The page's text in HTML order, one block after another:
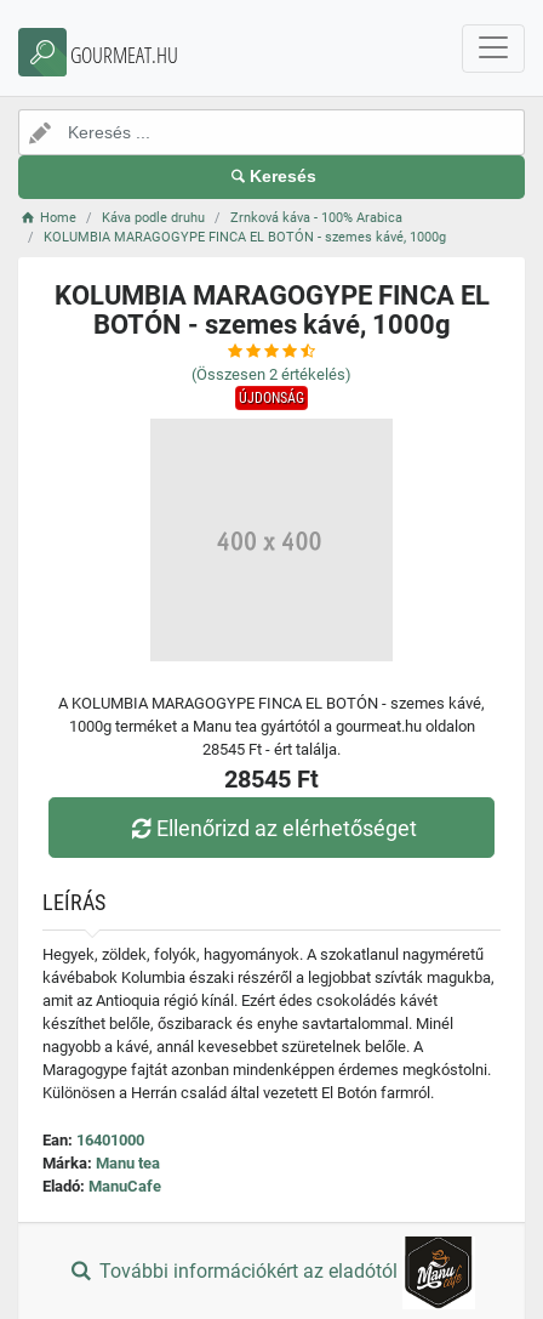
GOURMEAT.HU
Keresés
Home Káva podle druhu
Zrnková káva - 100% Arabica
KOLUMBIA MARAGOGYPE FINCA EL BOTÓN - szemes kávé, 1000g
KOLUMBIA MARAGOGYPE FINCA EL
BOTÓN - szemes kávé, 1000g
(Összesen 2 értékelés)
ÚJDONSÁG
A KOLUMBIA MARAGOGYPE FINCA EL BOTÓN - szemes kávé,
1000g terméket a Manu tea gyártótól a gourmeat.hu oldalon
28545 Ft - ért találja.
28545 Ft
Ellenőrizd az elérhetőséget
LEÍRÁS
Hegyek, zöldek, folyók, hagyományok. A szokatlanul nagyméretű
kávébabok Kolumbia északi részéről a legjobbat szívták magukba,
amit az Antioquia régió kínál. Ezért édes csokoládés kávét
készíthet belőle, őszibarack és enyhe savtartalommal. Minél
nagyobb a kávé, annál kevesebbet szüretelnek belőle. A
Maragogype fajtát azonban mindenképpen érdemes megkóstolni.
Különösen a Herrán család által vezetett El Botón farmról.
Ean: 16401000
Márka: Manu tea
Eladó: ManuCafe
További információkért az eladótól